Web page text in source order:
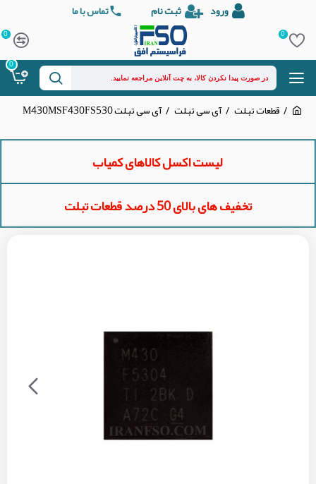
ورود ثبت نام تماس با ما
0
0
0
قطعات تبلت آی سی تبلت آی سی تبلت M430MSF430FS530
لیست اکسل کالاهای کمیاب
تخفیف های بالای 50 درصد قطعات تبلت